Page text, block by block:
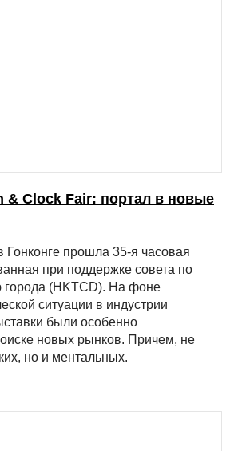
& Clock Fair: портал в новые
Гонконге прошла 35-я часовая
при поддержке совета по
города (HKTCD). На фоне
ситуации в индустрии
были особенно
новых рынков. Причем, не
но и ментальных.